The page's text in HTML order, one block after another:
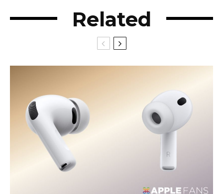
Related